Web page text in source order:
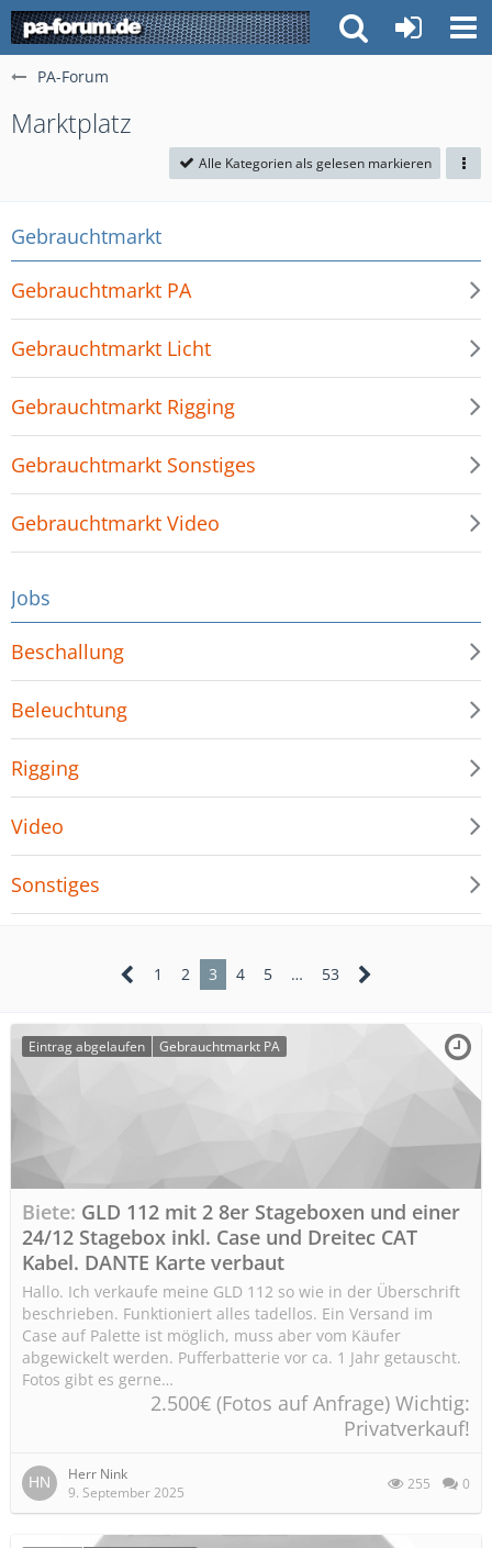
PA-Forum
Marktplatz
Alle Kategorien als gelesen markieren
Gebrauchtmarkt
Gebrauchtmarkt PA
Gebrauchtmarkt Licht
Gebrauchtmarkt Rigging
Gebrauchtmarkt Sonstiges
Gebrauchtmarkt Video
Jobs
Beschallung
Beleuchtung
Rigging
Video
Sonstiges
1 2 3 4 5 … 53
Eintrag abgelaufen Gebrauchtmarkt PA
Biete GLD 112 mit 2 8er Stageboxen und einer
24/12 Stagebox inkl. Case und Dreitec CAT
Kabel. DANTE Karte verbaut
Hallo. Ich verkaufe meine GLD 112 so wie in der Überschrift
beschrieben. Funktioniert alles tadellos. Ein Versand im
Case auf Palette ist möglich, muss aber vom Käufer
abgewickelt werden. Pufferbatterie vor ca. 1 Jahr getauscht.
Fotos gibt es gerne…
2.500€ (Fotos auf Anfrage) Wichtig:
Privatverkauf!
Herr Nink
9. September 2025
255 0